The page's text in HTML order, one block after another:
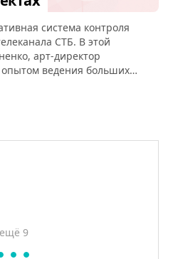
система контроля
СТБ. В этой
арт-директор
опытом ведения больших
ещё 9